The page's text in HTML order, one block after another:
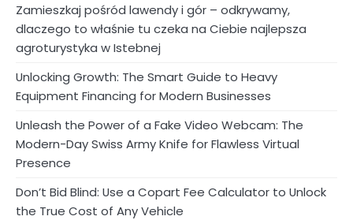
Zamieszkaj pośród lawendy i gór – odkrywamy,
dlaczego to właśnie tu czeka na Ciebie najlepsza
agroturystyka w Istebnej
Unlocking Growth: The Smart Guide to Heavy
Equipment Financing for Modern Businesses
Unleash the Power of a Fake Video Webcam: The
Modern-Day Swiss Army Knife for Flawless Virtual
Presence
Don’t Bid Blind: Use a Copart Fee Calculator to Unlock
the True Cost of Any Vehicle